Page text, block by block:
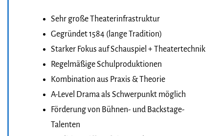
Sehr große Theaterinfrastruktur
Gegründet 1584 (lange Tradition)
Starker Fokus auf Schauspiel + Theatertechnik
Regelmäßige Schulproduktionen
Kombination aus Praxis & Theorie
A-Level Drama als Schwerpunkt möglich
Förderung von Bühnen- und Backstage-
Talenten